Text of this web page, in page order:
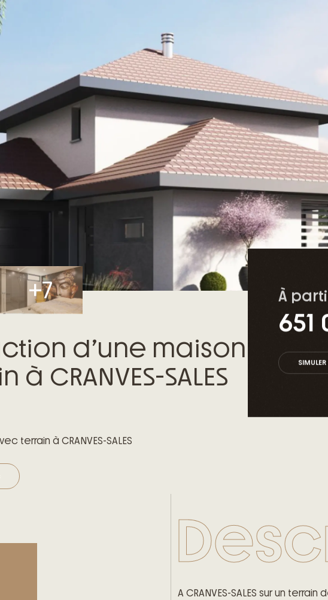
d’une maison
CRANVES-SALES
terrain à CRANVES-SALES
À
651
A CRANVES-SALES sur un